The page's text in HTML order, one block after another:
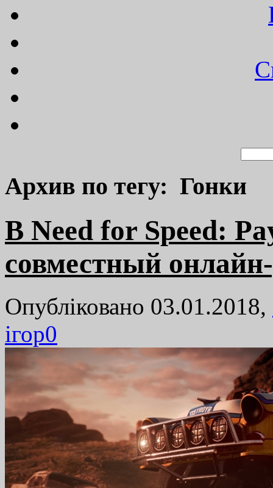
Архив по тегу: Гонки
В Need for Speed:
совместный
Опубліковано 03.01.2018,
ігор0